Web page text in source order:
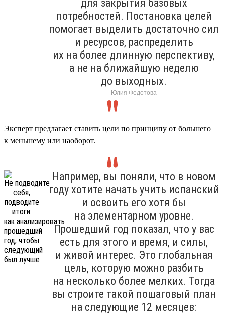
для закрытия базовых
потребностей. Постановка целей
помогает выделить достаточно сил
и ресурсов, распределить
их на более длинную перспективу,
а не на ближайшую неделю
до выходных.
Юлия Федотова
Эксперт предлагает ставить цели по принципу от большего
к меньшему или наоборот.
Например, вы поняли, что в новом
году хотите начать учить испанский
и освоить его хотя бы
на элементарном уровне.
Прошедший год показал, что у вас
есть для этого и время, и силы,
и живой интерес. Это глобальная
цель, которую можно разбить
на несколько более мелких. Тогда
вы строите такой пошаговый план
на следующие 12 месяцев: